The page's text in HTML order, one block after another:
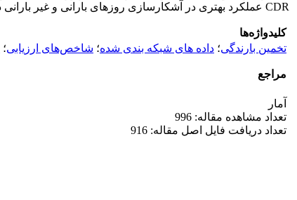
CDR عملکرد بهتری در آشکارسازی روزهای بارانی و غیر بارانی دارند.
کلیدواژه‌ها
تخمین بارندگی؛ داده های شبکه بندی شده؛ شاخص‌های ارزیابی؛
مراجع
آمار
تعداد مشاهده مقاله: 996
تعداد دریافت فایل اصل مقاله: 916